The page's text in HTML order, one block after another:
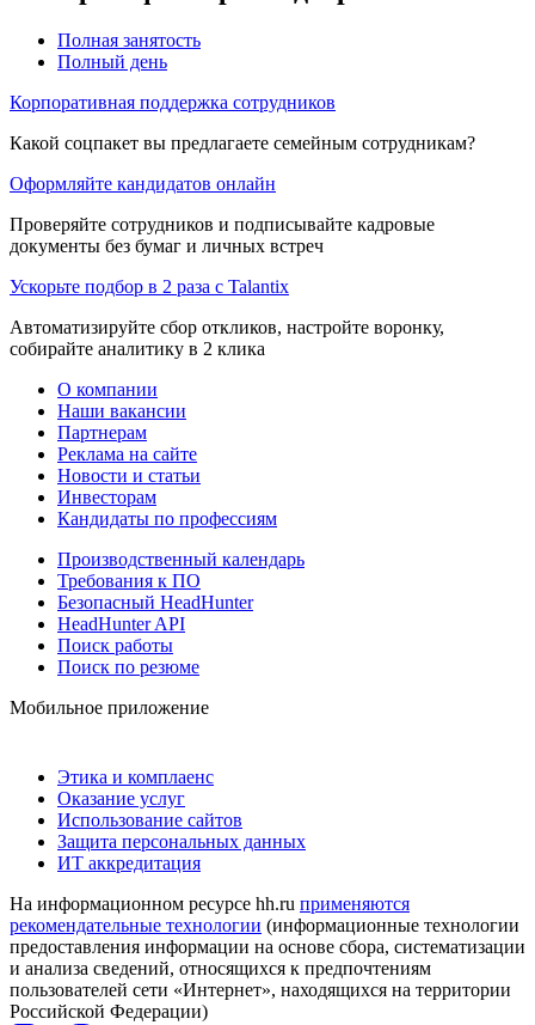
Полная занятость
Полный день
Корпоративная поддержка сотрудников
Какой соцпакет вы предлагаете семейным сотрудникам?
Оформляйте кандидатов онлайн
Проверяйте сотрудников и подписывайте кадровые
документы без бумаг и личных встреч
Ускорьте подбор в 2 раза с Talantix
Автоматизируйте сбор откликов, настройте воронку,
собирайте аналитику в 2 клика
О компании
Наши вакансии
Партнерам
Реклама на сайте
Новости и статьи
Инвесторам
Кандидаты по профессиям
Производственный календарь
Требования к ПО
Безопасный HeadHunter
HeadHunter API
Поиск работы
Поиск по резюме
Мобильное приложение
Этика и комплаенс
Оказание услуг
Использование сайтов
Защита персональных данных
ИТ аккредитация
На информационном ресурсе hh.ru применяются
рекомендательные технологии (информационные технологии
предоставления информации на основе сбора, систематизации
и анализа сведений, относящихся к предпочтениям
пользователей сети «Интернет», находящихся на территории
Российской Федерации)